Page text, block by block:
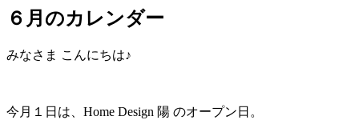
６月のカレンダー
みなさま こんにちは♪
今月１日は、Home Design 陽 のオープン日。